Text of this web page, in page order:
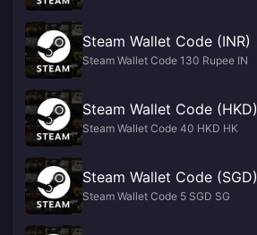
Steam Wallet Code (INR)
Steam Wallet Code 130 Rupee IN
Steam Wallet Code (HKD)
Steam Wallet Code 40 HKD HK
Steam Wallet Code (SGD)
Steam Wallet Code 5 SGD SG